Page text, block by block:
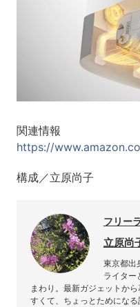
関連情報
https://
構成／立原尚子
フリー
立原尚
東京都出
ライター
まわり。最新ガジェットか
すくて、ちょっとためになる